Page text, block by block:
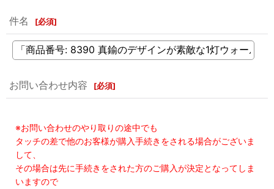
件名 [必須]
お問い合わせ内容 [必須]
※お問い合わせのやり取りの途中でも
タッチの差で他のお客様が購入手続きをされる場合がございま
して、
その場合は先に手続きをされた方のご購入が決定となってしま
いますので